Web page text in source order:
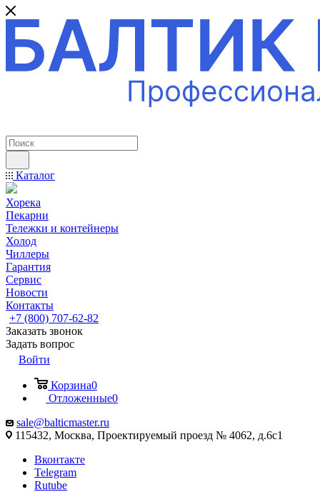
Каталог
Хорека
Пекарни
Тележки и контейнеры
Холод
Чиллеры
Гарантия
Сервис
Новости
Контакты
+7 (800) 707-62-82
Заказать звонок
Задать вопрос
Войти
Корзина0
Отложенные0
sale@balticmaster.ru
115432, Москва, Проектируемый проезд № 4062, д.6с1
Вконтакте
Telegram
Rutube